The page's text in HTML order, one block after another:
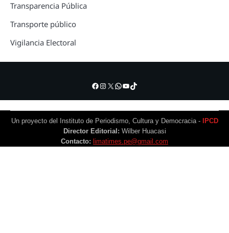
Transparencia Pública
Transporte público
Vigilancia Electoral
Facebook
Instagram
X WhatsApp
YouTube
TikTok
Un proyecto del Instituto de Periodismo, Cultura y Democracia -
IPCD
Director Editorial: Wilber Huacasi
Contacto: limatimes.pe@gmail.com